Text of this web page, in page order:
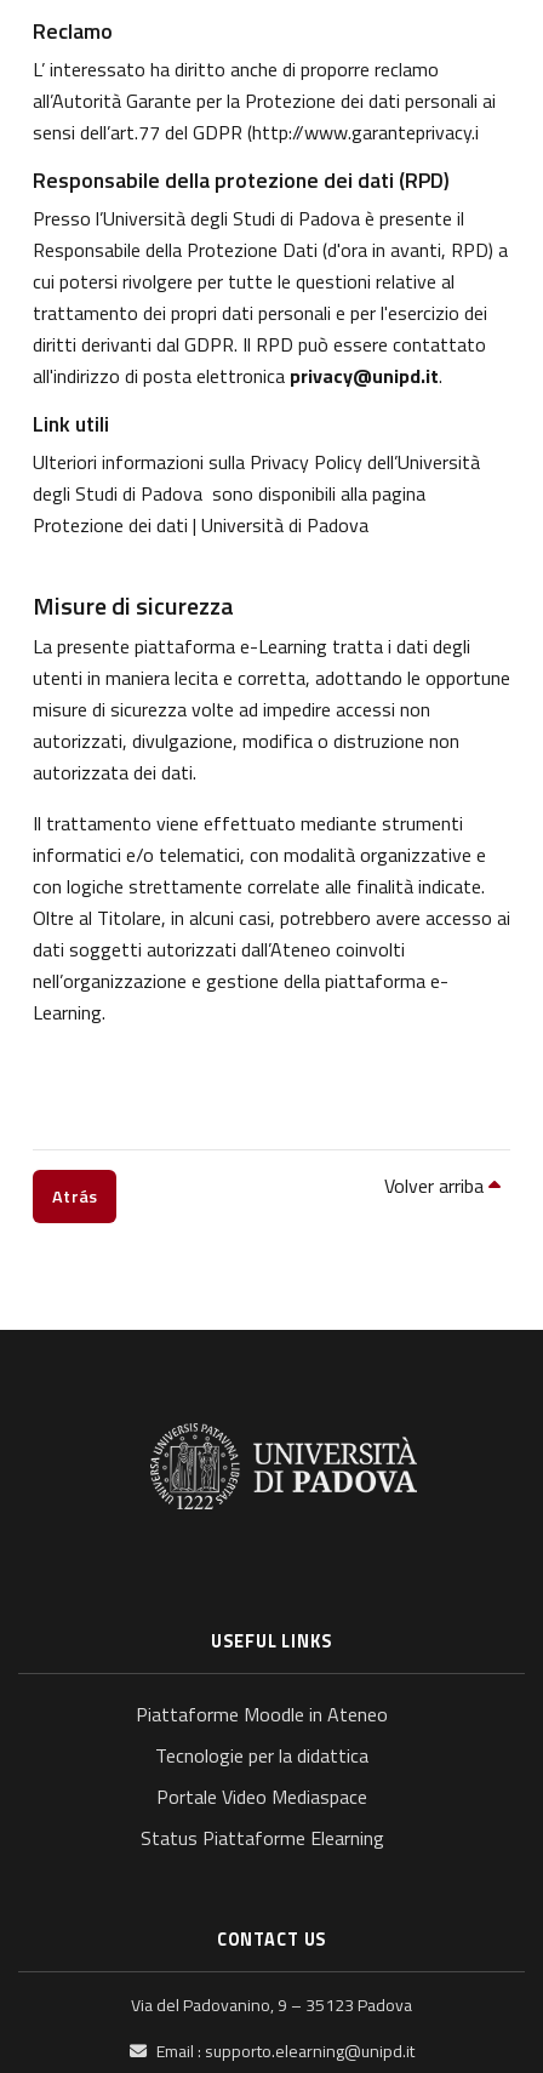
Reclamo
L’ interessato ha diritto anche di proporre reclamo
all’Autorità Garante per la Protezione dei dati personali ai
sensi dell’art.77 del GDPR (http://www.garanteprivacy.i
Responsabile della protezione dei dati (RPD)
Presso l’Università degli Studi di Padova è presente il
Responsabile della Protezione Dati (d'ora in avanti, RPD) a
cui potersi rivolgere per tutte le questioni relative al
trattamento dei propri dati personali e per l'esercizio dei
diritti derivanti dal GDPR. Il RPD può essere contattato
all'indirizzo di posta elettronica privacy@unipd.it.
Link utili
Ulteriori informazioni sulla Privacy Policy dell’Università
degli Studi di Padova sono disponibili alla pagina
Protezione dei dati | Università di Padova
Misure di sicurezza
La presente piattaforma e-Learning tratta i dati degli
utenti in maniera lecita e corretta, adottando le opportune
misure di sicurezza volte ad impedire accessi non
autorizzati, divulgazione, modifica o distruzione non
autorizzata dei dati.
Il trattamento viene effettuato mediante strumenti
informatici e/o telematici, con modalità organizzative e
con logiche strettamente correlate alle finalità indicate.
Oltre al Titolare, in alcuni casi, potrebbero avere accesso ai
dati soggetti autorizzati dall’Ateneo coinvolti
nell’organizzazione e gestione della piattaforma e-
Learning.
Atrás Volver arriba
USEFUL LINKS
Piattaforme Moodle in Ateneo
Tecnologie per la didattica
Portale Video Mediaspace
Status Piattaforme Elearning
CONTACT US
Via del Padovanino, 9 – 35123 Padova
Email : supporto.elearning@unipd.it